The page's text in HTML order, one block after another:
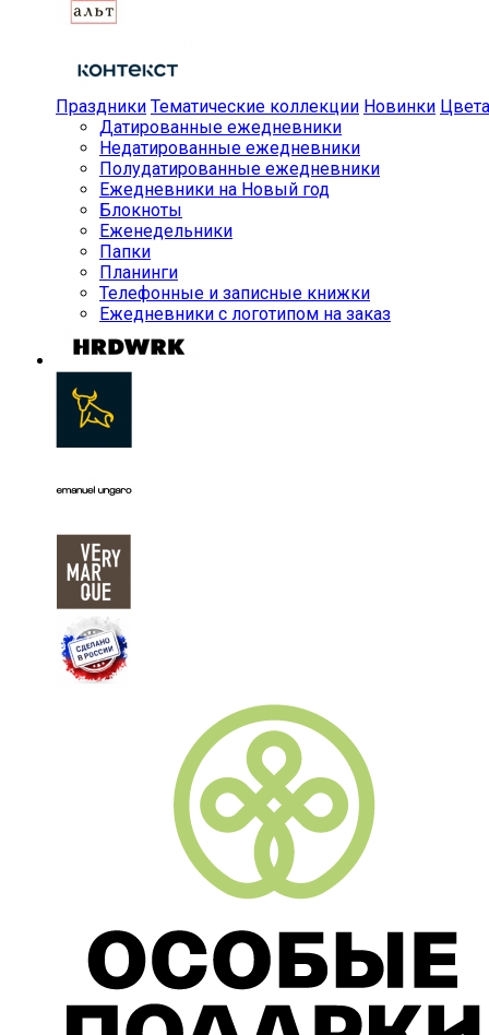
Праздники Тематические коллекции Новинки Цвета
Датированные ежедневники
Недатированные ежедневники
Полудатированные ежедневники
Ежедневники на Новый год
Блокноты
Еженедельники
Папки
Планинги
Телефонные и записные книжки
Ежедневники с логотипом на заказ